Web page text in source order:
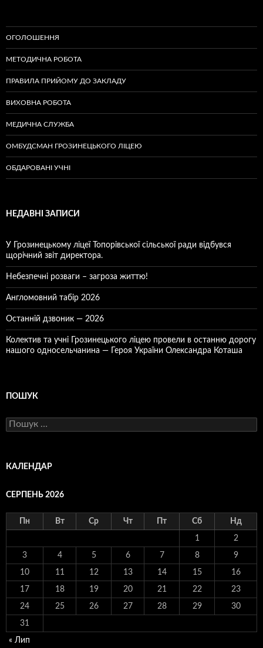
ОГОЛОШЕННЯ
МЕТОДИЧНА РОБОТА
ПРАВИЛА ПРИЙОМУ ДО ЗАКЛАДУ
ВИХОВНА РОБОТА
МЕДИЧНА СЛУЖБА
ОМБУДСМАН ГРОЗИНЕЦЬКОГО ЛІЦЕЮ
ОБДАРОВАНІ УЧНІ
НЕДАВНІ ЗАПИСИ
У Грозинецькому ліцеї Топорівської сільської ради відбувся
щорічний звіт директора.
Небезпечні розваги – загроза життю!
Англомовний табір 2026
Останній дзвоник — 2026
Колектив та учні Грозинецького ліцею провели в останню дорогу
нашого односельчанина — Героя України Олександра Коташа
ПОШУК
Пошук:
КАЛЕНДАР
СЕРПЕНЬ 2026
Пн Вт Ср Чт Пт Сб Нд
1 2
3 4 5 6 7 8 9
10 11 12 13 14 15 16
17 18 19 20 21 22 23
24 25 26 27 28 29 30
31
« Лип